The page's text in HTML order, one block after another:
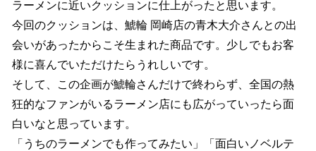
ラーメンに近いクッションに仕上がったと思います。
今回のクッションは、鯱輪 岡崎店の青木大介さんとの出
会いがあったからこそ生まれた商品です。少しでもお客
様に喜んでいただけたらうれしいです。
そして、この企画が鯱輪さんだけで終わらず、全国の熱
狂的なファンがいるラーメン店にも広がっていったら面
白いなと思っています。
「うちのラーメンでも作ってみたい」「面白いノベルテ